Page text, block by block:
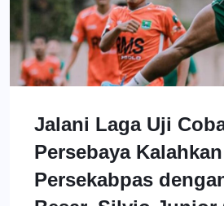
Jalani Laga Uji
Persebaya Kalahkan
Persekabpas